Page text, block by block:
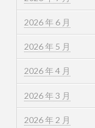
2026 年 6 月
2026 年 5 月
2026 年 4 月
2026 年 3 月
2026 年 2 月